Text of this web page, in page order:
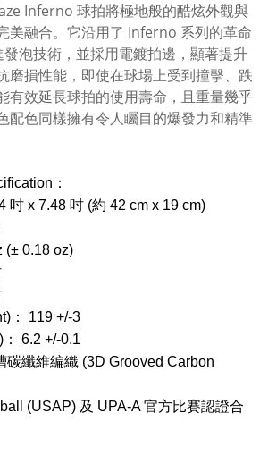
Inferno 球拍將極地般的酷炫外觀與
美融合。它沿用了 Inferno 系列的革命
泡技術，並採用電鍍拍邊，顯著提升
磨損性能，即使在球場上受到撞擊、跌
有效延長球拍的使用壽命，且重量幾乎
配色同樣擁有令人矚目的爆發力和精準
：
吋 x 7.48 吋 (約 42 cm x 19 cm)
(± 0.18 oz)
： 119 +/-3
6.2 +/-0.1
碳纖維編織 (3D Grooved Carbon
(USAP) 及 UPA-A 官方比賽認證合